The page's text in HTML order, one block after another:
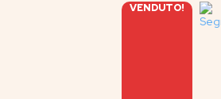
VENDUTO!